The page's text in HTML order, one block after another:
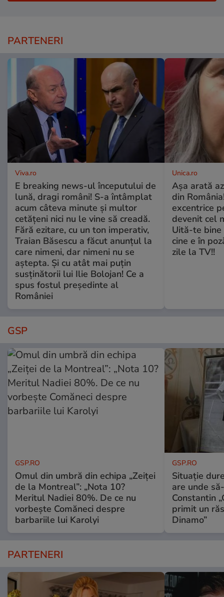
PARTENERI
Viva.ro
E breaking news-ul începutului de
lună, dragi români! S-a întâmplat
acum câteva minute și multor
cetățeni nici nu le vine să creadă.
Fără ezitare, cu un ton imperativ,
Traian Băsescu a făcut anunțul la
care nimeni, dar nimeni nu se
aștepta. Și cu atât mai puțin
susținătorii lui Ilie Bolojan! Ce a
spus fostul președinte al
României
Unica.ro
Așa arată
din
excentrice
devenit cel
Uită-te bine
cine e în
zile la TV!!
GSP
GSP.RO
Omul din umbră din echipa „Zeiței
de la Montreal”: „Nota 10?
Meritul Nadiei 80%. De ce nu
vorbește Comăneci despre
barbariile lui Karolyi
GSP.RO
Situație
are unde
Constantin
primit un
Dinamo”
PARTENERI